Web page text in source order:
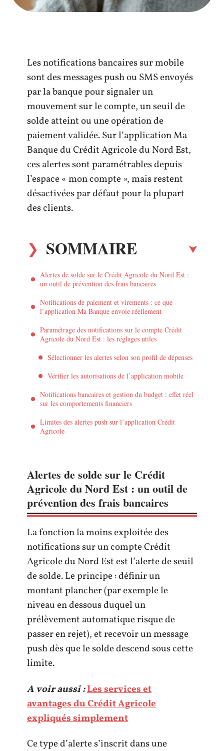
Les notifications bancaires sur mobile
sont des messages push ou SMS envoyés
par la banque pour signaler un
mouvement sur le compte, un seuil de
solde atteint ou une opération de
paiement validée. Sur l’application Ma
Banque du Crédit Agricole du Nord Est,
ces alertes sont paramétrables depuis
l’espace « mon compte », mais restent
désactivées par défaut pour la plupart
des clients.
SOMMAIRE
Alertes de solde sur le Crédit Agricole du Nord Est :
un outil de prévention des frais bancaires
Notifications de paiement et virements : ce que
l’application Ma Banque envoie réellement
Paramétrage des notifications sur le compte Crédit
Agricole du Nord Est : les réglages utiles
Sélectionner les alertes selon son profil de dépenses
Vérifier les autorisations de l’application mobile
Notifications bancaires et gestion du budget : effet réel
sur les comportements financiers
Limites des alertes push sur l’application Crédit
Agricole
Alertes de solde sur le Crédit
Agricole du Nord Est : un outil de
prévention des frais bancaires
La fonction la moins exploitée des
notifications sur un compte Crédit
Agricole du Nord Est est l’alerte de seuil
de solde. Le principe : définir un
montant plancher (par exemple le
niveau en dessous duquel un
prélèvement automatique risque de
passer en rejet), et recevoir un message
push dès que le solde descend sous cette
limite.
A voir aussi :Les services et
avantages du Crédit Agricole
expliqués simplement
Ce type d’alerte s’inscrit dans une